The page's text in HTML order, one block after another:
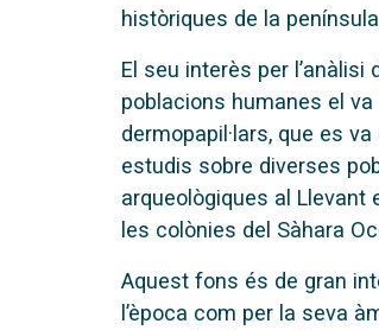
històriques de la
El seu interès per
poblacions humanes el
dermopapil·lars, que es
estudis sobre diverses
arqueològiques al Llevant
les colònies del Sàhara
Aquest fons és de gran
l’època com per la seva